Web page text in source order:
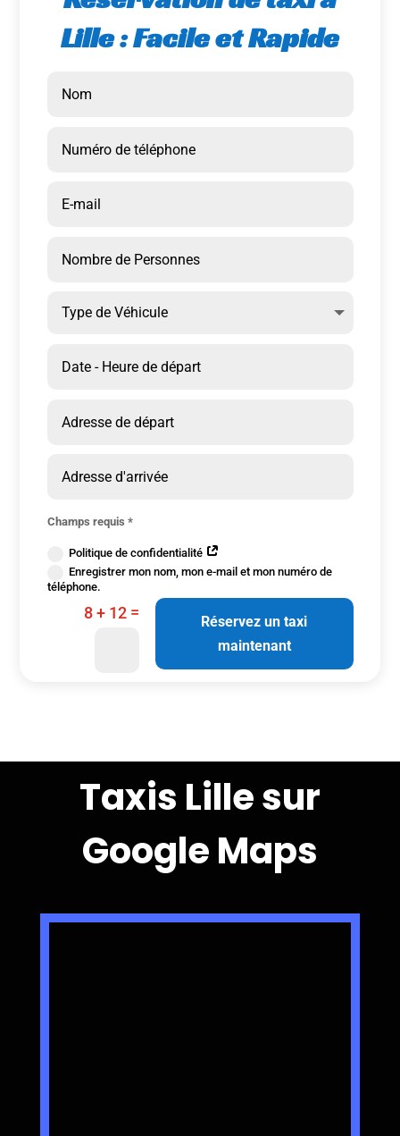
Lille : Facile et Rapide
Champs requis *
Politique de confidentialité
Enregistrer mon nom, mon e-mail et mon numéro de
téléphone.
8 + 12 =
Réservez un taxi
maintenant
Taxis Lille sur
Google Maps